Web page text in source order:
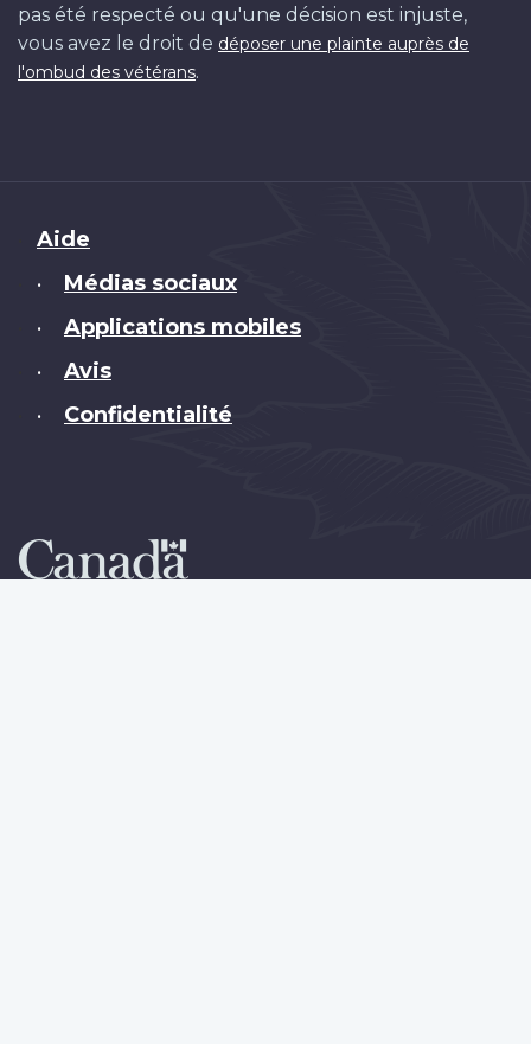
pas été respecté ou qu'une décision est injuste,
vous avez le droit de déposer une plainte auprès de
l'ombud des vétérans.
Brand
Aide
• Médias sociaux
• Applications mobiles
• Avis
• Confidentialité